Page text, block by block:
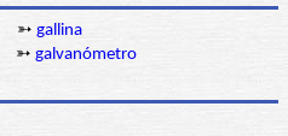
➳ gallina
➳ galvanómetro